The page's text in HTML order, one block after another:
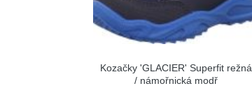
Kozačky 'GLACIER' Superfit režná
/ námořnická modř